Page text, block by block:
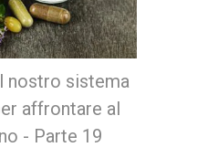
nostro sistema
affrontare al
- Parte 19